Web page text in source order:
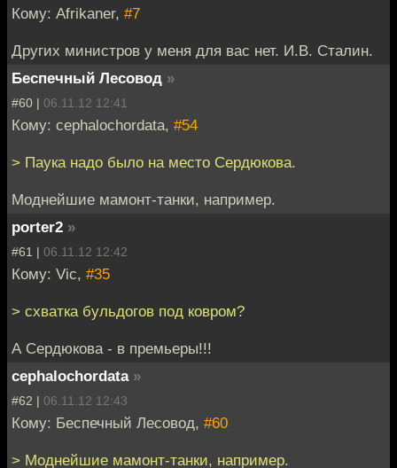
Кому: Afrikaner, #7
Других министров у меня для вас нет. И.В. Сталин.
Беспечный Лесовод »
#60 | 06.11.12 12:41
Кому: cephalochordata, #54
> Паука надо было на место Сердюкова.
Моднейшие мамонт-танки, например.
porter2 »
#61 | 06.11.12 12:42
Кому: Vic, #35
> схватка бульдогов под ковром?
А Сердюкова - в премьеры!!!
cephalochordata »
#62 | 06.11.12 12:43
Кому: Беспечный Лесовод, #60
> Моднейшие мамонт-танки, например.